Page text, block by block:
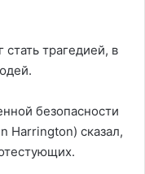
стать трагедией, в
безопасности
Harrington) сказал,